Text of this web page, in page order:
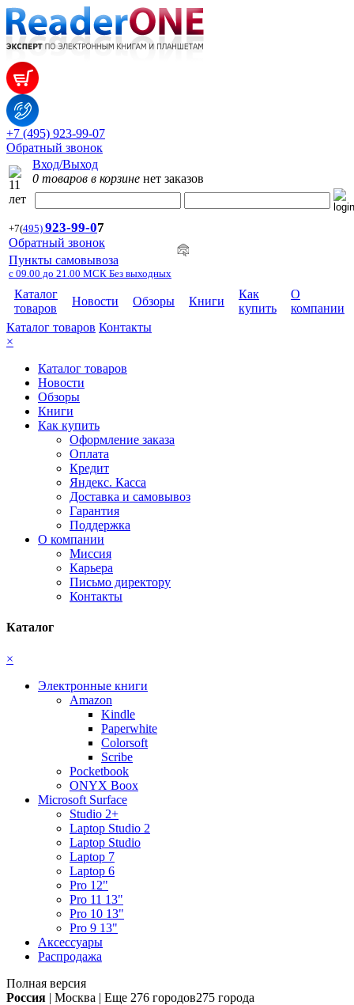
+7 (495) 923-99-07
Обратный звонок
Вход/Выход
0 товаров в корзине нет заказов
+7(495) 923-99-07
Обратный звонок
Пункты самовывоза
с 09.00 до 21.00 МСК Без выходных
Каталог
товаров
Новости Обзоры Книги
Как
купить
О
компании
Каталог товаров Контакты
×
Каталог товаров
Новости
Обзоры
Книги
Как купить
Оформление заказа
Оплата
Кредит
Яндекс. Касса
Доставка и самовывоз
Гарантия
Поддержка
О компании
Миссия
Карьера
Письмо директору
Контакты
Каталог
×
Электронные книги
Amazon
Kindle
Paperwhite
Colorsoft
Scribe
Pocketbook
ONYX Boox
Microsoft Surface
Studio 2+
Laptop Studio 2
Laptop Studio
Laptop 7
Laptop 6
Pro 12"
Pro 11 13"
Pro 10 13"
Pro 9 13"
Аксессуары
Распродажа
Полная версия
Россия | Москва | Еще 276 городов275 города